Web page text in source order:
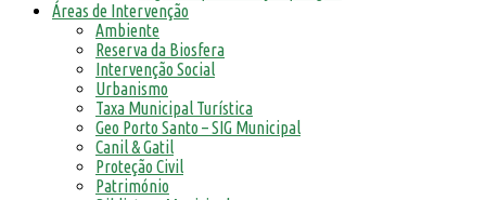
Áreas de Intervenção
Ambiente
Reserva da Biosfera
Intervenção Social
Urbanismo
Taxa Municipal Turística
Geo Porto Santo – SIG Municipal
Canil & Gatil
Proteção Civil
Património